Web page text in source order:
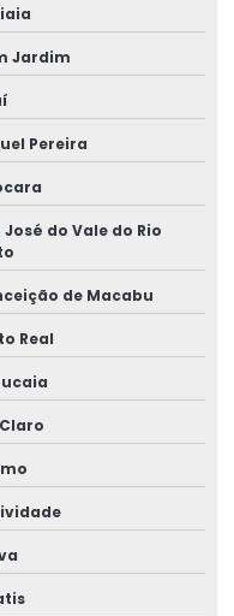
Jardim
Pereira
José do Vale do Rio
de Macabu
Real